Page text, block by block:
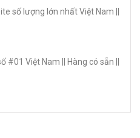
số lượng lớn nhất Việt Nam ||
#01 Việt Nam || Hàng có sẵn ||